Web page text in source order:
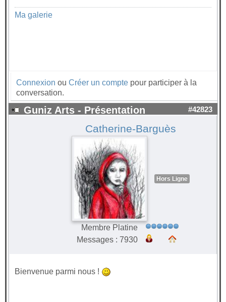
Ma galerie
Connexion ou Créer un compte pour participer à la
conversation.
Guniz Arts - Présentation #42823
Catherine-Barguès
Hors Ligne
Membre Platine
Messages : 7930
Bienvenue parmi nous !